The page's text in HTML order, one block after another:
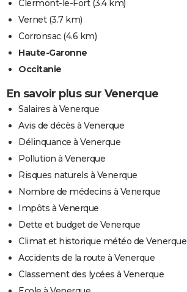
Clermont-le-Fort(3.4 km)
Vernet(3.7 km)
Corronsac(4.6 km)
Haute-Garonne
Occitanie
En savoir plus sur Venerque
Salaires à Venerque
Avis de décès à Venerque
Délinquance à Venerque
Pollution à Venerque
Risques naturels à Venerque
Nombre de médecins à Venerque
Impôts à Venerque
Dette et budget de Venerque
Climat et historique météo de Venerque
Accidents de la route à Venerque
Classement des lycées à Venerque